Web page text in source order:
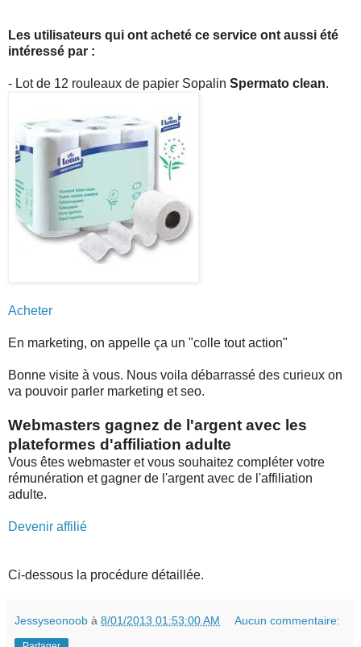
Les utilisateurs qui ont acheté ce service ont aussi été
intéressé par :
- Lot de 12 rouleaux de papier Sopalin Spermato clean.
Acheter
En marketing, on appelle ça un "colle tout action"
Bonne visite à vous. Nous voila débarrassé des curieux on
va pouvoir parler marketing et seo.
Webmasters gagnez de l'argent avec les
plateformes d'affiliation adulte
Vous êtes webmaster et vous souhaitez compléter votre
rémunération et gagner de l'argent avec de l'affiliation
adulte.
Devenir affilié
Ci-dessous la procédure détaillée.
Jessyseonoob à 8/01/2013 01:53:00 AM Aucun commentaire: